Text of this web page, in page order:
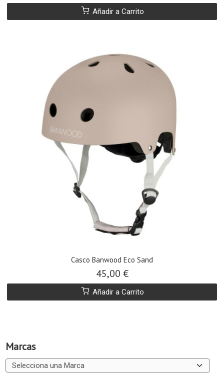
Marcas
Añadir a Carrito
Casco Banwood Eco Sand
45,00 €
Añadir a Carrito